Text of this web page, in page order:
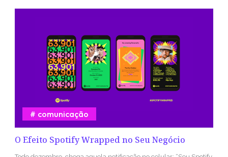
O Efeito Spotify Wrapped no Seu Negócio
comunicação